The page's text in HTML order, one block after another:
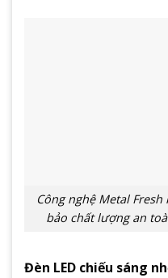
Công nghệ Metal
bảo chất lượng an
Đèn LED chiếu sáng